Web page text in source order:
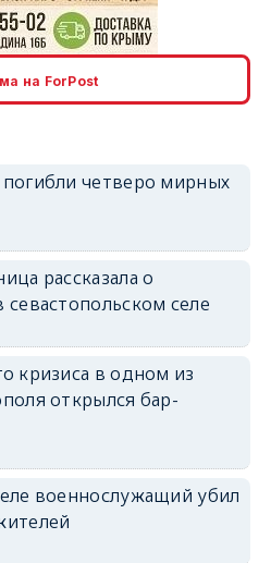
erid: 2SDnjdPjgYS
на ForPost
четверо мирных
рассказала о
селе
кризиса в одном из
открылся бар-
военнослужащий убил